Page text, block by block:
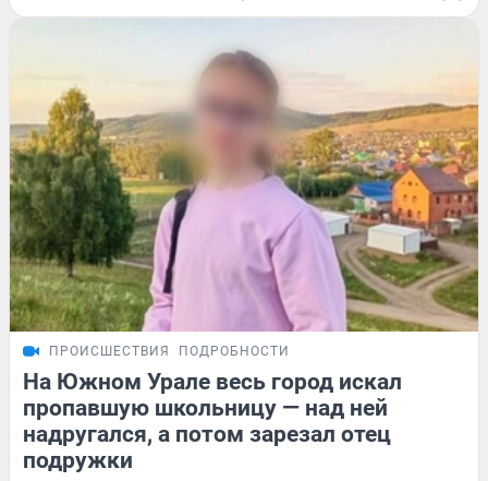
ПРОИСШЕСТВИЯ ПОДРОБНОСТИ
На Южном Урале весь город искал
пропавшую школьницу — над ней
надругался, а потом зарезал отец
подружки